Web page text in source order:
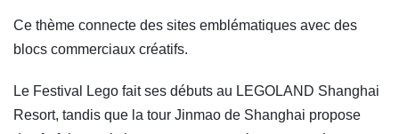
Ce thème connecte des sites emblématiques avec des
blocs commerciaux créatifs.
Le Festival Lego fait ses débuts au LEGOLAND Shanghai
Resort, tandis que la tour Jinmao de Shanghai propose